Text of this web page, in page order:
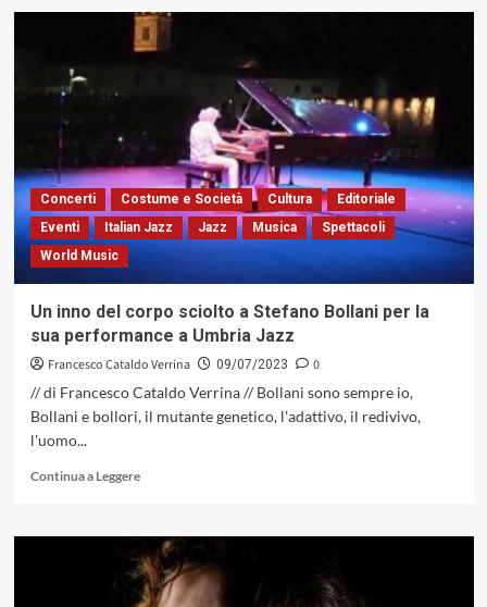
su
Enrico
Pieranunzi,
della
Galleria
Nazionale
dell’Umbria,
una
lectio
magistralis
Concerti Costume e Società Cultura
Editoriale
Eventi
Italian Jazz Jazz Musica
Spettacoli
World Music
Un inno del corpo sciolto a Stefano Bollani per la
sua performance a Umbria Jazz
Francesco Cataldo Verrina 09/07/2023
0
// di Francesco Cataldo Verrina // Bollani sono sempre io,
Bollani e bollori, il mutante genetico, l'adattivo, il redivivo,
l'uomo...
Continua a LeggereLeggi
su
Un
inno
del